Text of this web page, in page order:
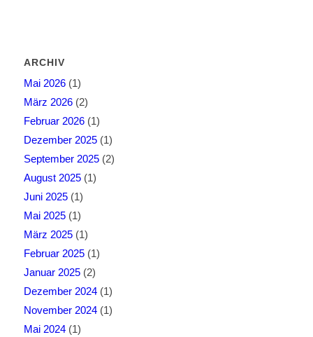
ARCHIV
Mai 2026(1)
März 2026(2)
Februar 2026(1)
Dezember 2025(1)
September 2025(2)
August 2025(1)
Juni 2025(1)
Mai 2025(1)
März 2025(1)
Februar 2025(1)
Januar 2025(2)
Dezember 2024(1)
November 2024(1)
Mai 2024(1)